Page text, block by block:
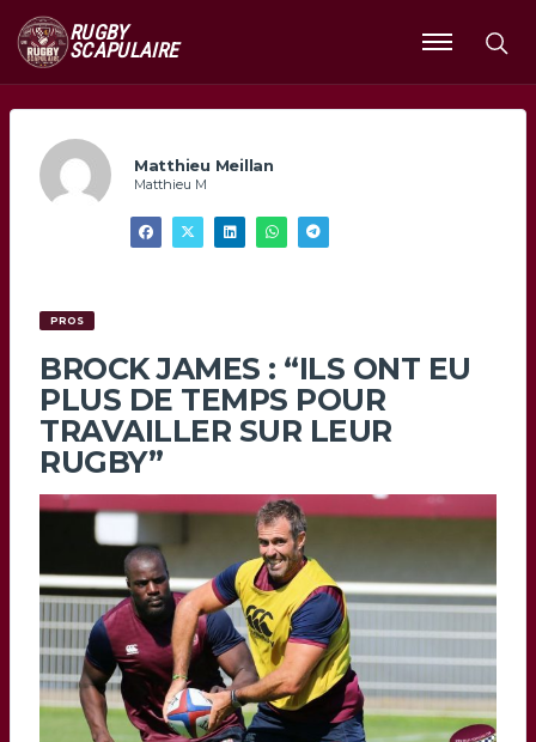
RUGBY
SCAPULAIRE
Ouvrir
le
Matthieu Meillan
Matthieu M
PROS
BROCK JAMES : “ILS ONT EU
PLUS DE TEMPS POUR
TRAVAILLER SUR LEUR
RUGBY”